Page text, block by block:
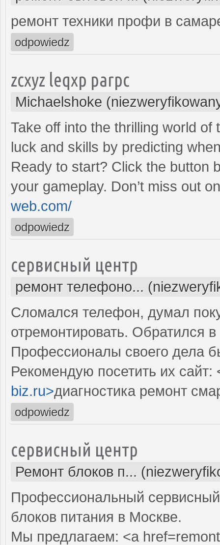
ремонт техники профи в
odpowiedz
zcxyz leqxp parpc
Michaelshoke
Take off into the thrilling world
luck and skills by predicting
Ready to start? Click the button
your gameplay. Don’t miss out
web.com/
odpowiedz
сервисный центр
ремонт телефоно...
Сломался телефон, думал
отремонтировать. Обратился
Профессионалы своего дела
Рекомендую посетить их сайт:
biz.ru>диагностика ремонт
odpowiedz
сервисный центр
Ремонт блоков п...
Профессиональный
блоков питания в Москве.
Мы предлагаем: <a